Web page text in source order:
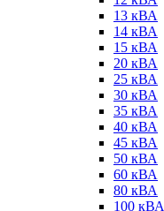
13 кВА
14 кВА
15 кВА
20 кВА
25 кВА
30 кВА
35 кВА
40 кВА
45 кВА
50 кВА
60 кВА
80 кВА
100 кВА